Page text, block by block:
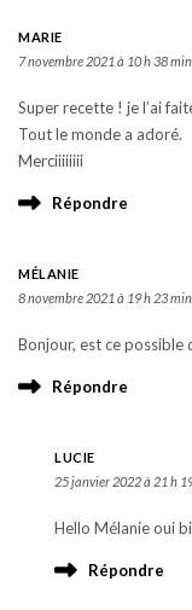
MARIE
7 novembre 2021 à 10 h 38 min
Super recette ! je l’ai
Tout le monde a adoré.
Merciiiiiiii
Répondre
MÉLANIE
8 novembre 2021 à 19 h 23 min
Bonjour, est ce possible
Répondre
LUCIE
25 janvier 2022 à 21 h
Hello Mélanie oui
Répondre